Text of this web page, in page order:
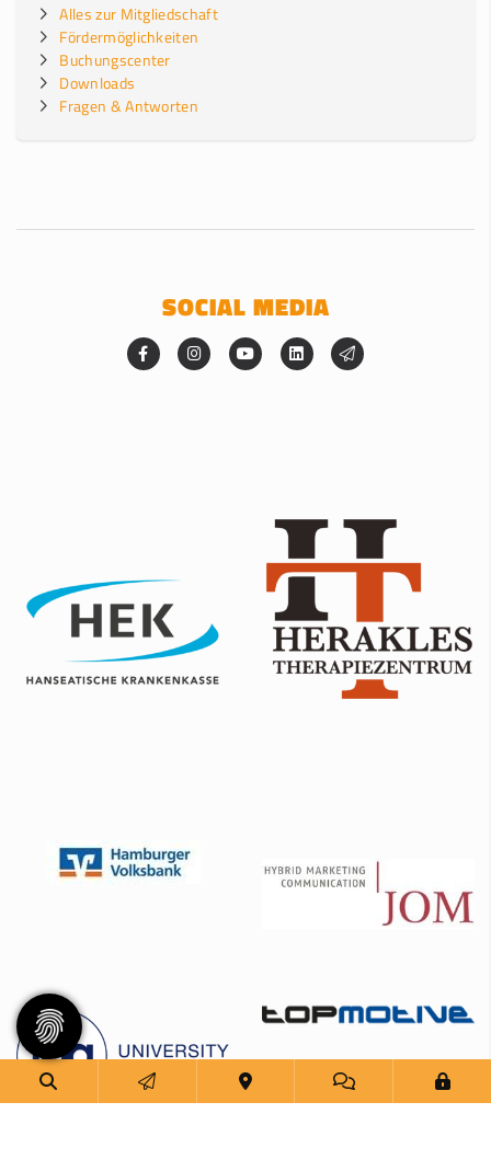
Alles zur Mitgliedschaft
Fördermöglichkeiten
Buchungscenter
Downloads
Fragen & Antworten
SOCIAL MEDIA